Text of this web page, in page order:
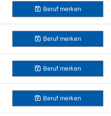
Beruf merken
Beruf merken
Beruf merken
Beruf merken